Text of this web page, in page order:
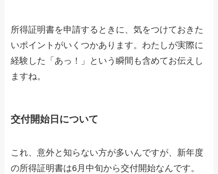
所得証明書を申請するときに、気をつけておきた
いポイントがいくつかあります。わたしが実際に
経験した「あっ！」という瞬間も含めてお伝えし
ますね。
交付開始日について
これ、意外と知らない方が多いんですが、新年度
の所得証明書は6月中旬から交付開始なんです。